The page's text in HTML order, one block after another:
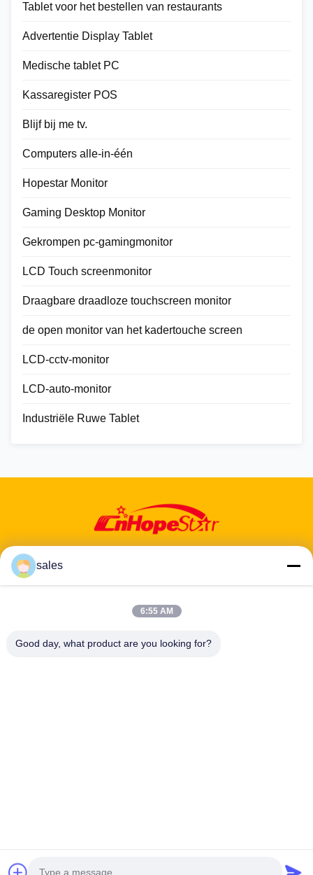
Tablet voor het bestellen van restaurants
Advertentie Display Tablet
Medische tablet PC
Kassaregister POS
Blijf bij me tv.
Computers alle-in-één
Hopestar Monitor
Gaming Desktop Monitor
Gekrompen pc-gamingmonitor
LCD Touch screenmonitor
Draagbare draadloze touchscreen monitor
de open monitor van het kadertouche screen
LCD-cctv-monitor
LCD-auto-monitor
Industriële Ruwe Tablet
Adres: 601-606, verdieping 6, gebouw E, Yuanfen Industrial Park,
Tel:86-13424296897
Copyright © 2021-2026 Shenzhen Hopestar SCI-TECH Co., Ltd.. Alle
sales
6:55 AM
Good day, what product are you looking for?